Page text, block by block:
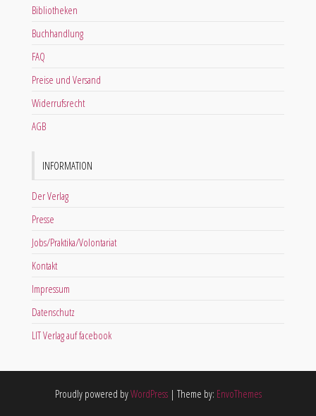
Bibliotheken
Buchhandlung
FAQ
Preise und Versand
Widerrufsrecht
AGB
INFORMATION
Der Verlag
Presse
Jobs/Praktika/Volontariat
Kontakt
Impressum
Datenschutz
LIT Verlag auf facebook
Proudly powered byWordPress | Theme by: EnvoThemes